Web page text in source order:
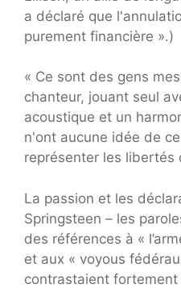
a déclaré que
purement financière ».)
« Ce sont des gens
chanteur, jouant seul
acoustique et un
n'ont aucune idée de
représenter les libertés
La passion et les
Springsteen – les
des références à «
et aux « voyous
contrastaient